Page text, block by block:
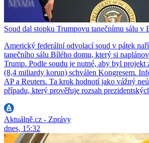
Soud dal stopku Trumpovu tanečnímu sálu v
Americký federální odvolací soud v pátek
tanečního sálu Bílého domu, který si
Trump. Podle soudu je nutné, aby byl projekt
(8,4 miliardy korun) schválen Kongresem.
AP a Reuters. Ta krok hodnotí jako vážný
případu, který prověřuje rozsah
Aktuálně.cz - Zprávy
dnes, 15:32